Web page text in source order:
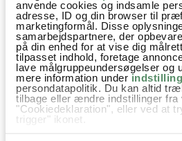
anvende cookies og indsamle
adresse, ID og din browser til
marketingformål. Disse
samarbejdspartnere, der
på din enhed for at vise dig
tilpasset indhold, foretage
lave målgruppeundersøgelser og
mere information under
persondatapolitik. Du kan altid
tilbage eller ændre indstillinger fra
"Cookiedeklaration", eller ved at
trigger" ikonet.
SPØRGSMÅL TIL
Har du spørgsmål til opskriften eller
hilsen, så kan du skrive til mig i
Du kan måske finde svaret på dit